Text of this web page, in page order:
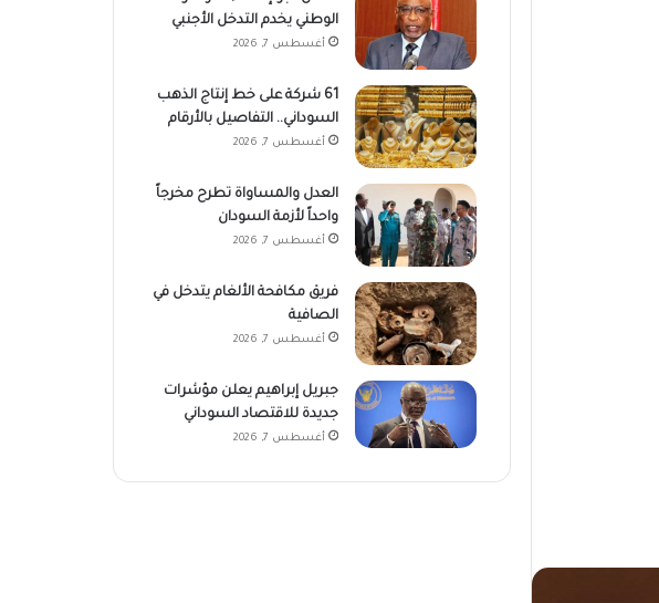
الوطني يخدم التدخل الأجنبي
أغسطس 7, 2026
61 شركة على خط إنتاج الذهب
السوداني.. التفاصيل بالأرقام
أغسطس 7, 2026
العدل والمساواة تطرح مخرجاً
واحداً لأزمة السودان
أغسطس 7, 2026
فريق مكافحة الألغام يتدخل في
الصافية
أغسطس 7, 2026
جبريل إبراهيم يعلن مؤشرات
جديدة للاقتصاد السوداني
أغسطس 7, 2026